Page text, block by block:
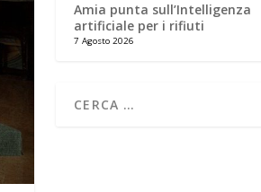
Amia punta sull’Intelligenza
artificiale per i rifiuti
7 Agosto 2026